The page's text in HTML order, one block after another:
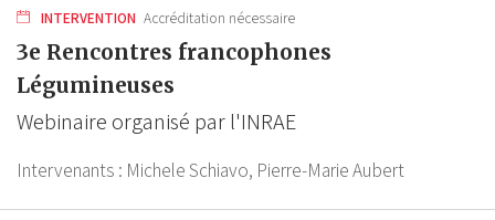
INTERVENTION Accréditation nécessaire
3e Rencontres francophones
Légumineuses
Webinaire organisé par l'INRAE
Intervenants : Michele Schiavo, Pierre-Marie Aubert